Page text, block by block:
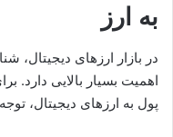
به ارز
در بازار ارزهای دیجیتال،
اهمیت بسیار بالایی دارد.
پول به ارزهای دیجیتال،